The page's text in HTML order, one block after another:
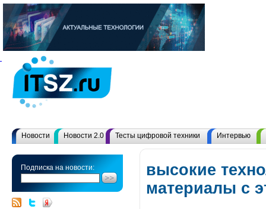
Новости Новости 2.0 Тесты цифровой техники Интервью
Подписка на новости:
высокие
материалы с